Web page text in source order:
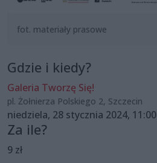
fot. materiały prasowe
Gdzie i kiedy?
Galeria Tworzę Się!
pl. Żołnierza Polskiego 2, Szczecin
niedziela, 28 stycznia 2024, 11:00
Za ile?
9 zł